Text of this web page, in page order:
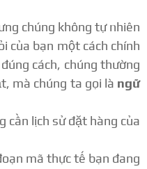
chúng không tự nhiên
của bạn một cách chính
cách, chúng thường
mà chúng ta gọi là ngữ
cần lịch sử đặt hàng của
mã thực tế bạn đang